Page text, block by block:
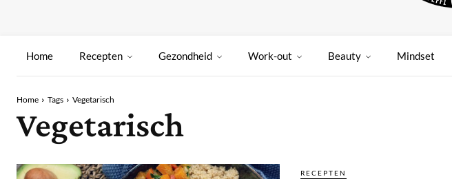
Home Recepten Gezondheid Work-out Beauty Mindset
Home Tags Vegetarisch
Vegetarisch
RECEPTEN